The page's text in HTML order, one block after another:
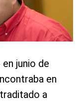
junio de
en
a